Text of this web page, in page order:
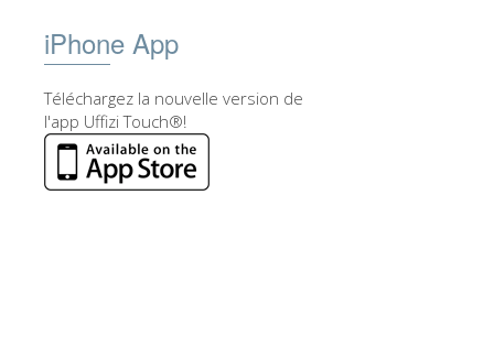
iPhone App
Téléchargez la nouvelle version de
l'app Uffizi Touch®!